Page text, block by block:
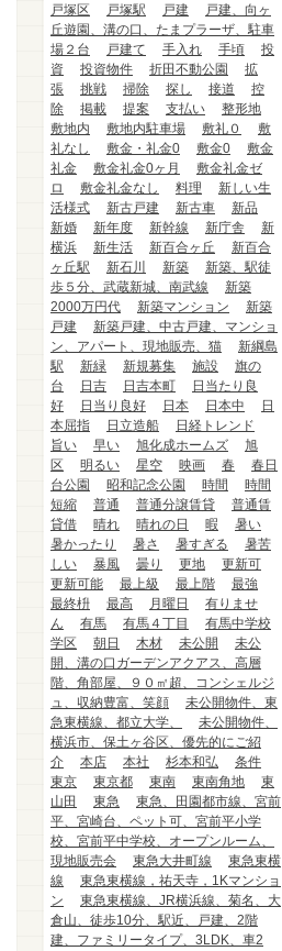
戸塚区
戸塚駅 戸建
戸建、向ヶ
丘遊園、溝の口、たまプラーザ、駐車
場２台
戸建て 手入れ 手頃
投
資
投資物件 折田不動公園
拡
張
挑戦 掃除 探し 接道
控
除
掲載 提案 支払い
整形地
敷地内
敷地内駐車場 敷礼０
敷
礼なし
敷金・礼金0 敷金0
敷金
礼金
敷金礼金0ヶ月
敷金礼金ゼ
ロ
敷金礼金なし 料理
新しい生
活様式
新古戸建 新古車
新品
新婚
新年度 新幹線 新庁舎
新
横浜
新生活 新百合ヶ丘
新百合
ヶ丘駅
新石川 新築
新築、駅徒
歩５分、武蔵新城、南武線
新築
2000万円代
新築マンション
新築
戸建
新築戸建、中古戸建、マンショ
ン、アパート、現地販売、猫
新綱島
駅
新緑 新規募集 施設
旗の
台
日吉 日吉本町
日当たり良
好
日当り良好 日本 日本中
日
本屈指
日立造船
日経トレンド
旨い
早い 旭化成ホームズ
旭
区
明るい 星空 映画 春
春日
台公園
昭和記念公園 時間
時間
短縮
普通 普通分譲賃貸
普通賃
貸借
晴れ 晴れの日 暇
暑い
暑かったり
暑さ 暑すぎる
暑苦
しい
暴風 曇り 更地
更新可
更新可能
最上級 最上階
最強
最終枡
最高 月曜日
有りませ
ん
有馬 有馬４丁目
有馬中学校
学区
朝日 木材 未公開
未公
開、溝の口ガーデンアクアス、高層
階、角部屋、９０㎡超、コンシェルジ
ュ、収納豊富、笑顔
未公開物件、東
急東横線、都立大学、
未公開物件、
横浜市、保土ヶ谷区、優先的にご紹
介
本店 本社 杉本和弘
条件
東京
東京都 東南 東南角地
東
山田
東急
東急、田園都市線、宮前
平、宮崎台、ペット可、宮前平小学
校、宮前平中学校、オープンルーム、
現地販売会
東急大井町線
東急東横
線
東急東横線，祐天寺，1Kマンショ
ン
東急東横線、JR横浜線、菊名、大
倉山、徒歩10分、駅近、戸建、2階
建、ファミリータイプ、3LDK、車2